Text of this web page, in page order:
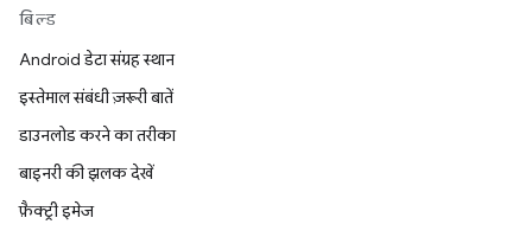
बिल्ड
Android डेटा संग्रह स्थान
इस्तेमाल संबंधी ज़रूरी बातें
डाउनलोड करने का तरीका
बाइनरी की झलक देखें
फ़ैक्ट्री इमेज